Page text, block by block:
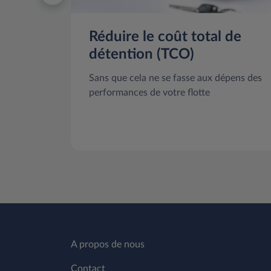
Réduire le coût total de
détention (TCO)
Sans que cela ne se fasse aux dépens des
performances de votre flotte
A propos de nous
Contact